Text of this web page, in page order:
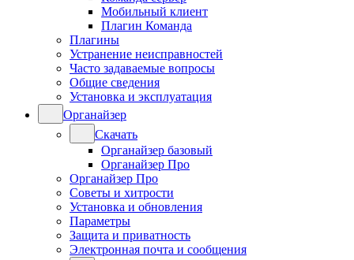
Мобильный клиент
Плагин Команда
Плагины
Устранение неисправностей
Часто задаваемые вопросы
Общие сведения
Установка и эксплуатация
Органайзер
Скачать
Органайзер базовый
Органайзер Про
Органайзер Про
Советы и хитрости
Установка и обновления
Параметры
Защита и приватность
Электронная почта и сообщения